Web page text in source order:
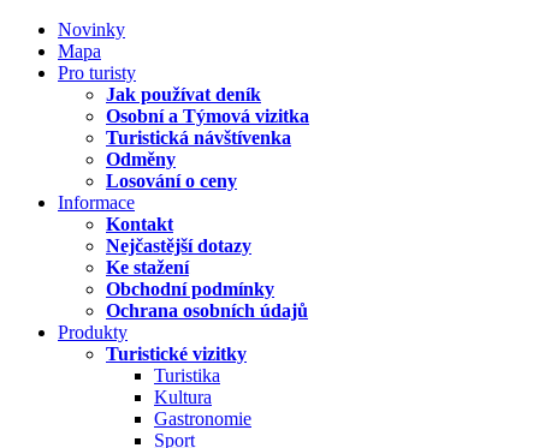
Novinky
Mapa
Pro turisty
Jak používat deník
Osobní a Týmová vizitka
Turistická návštívenka
Odměny
Losování o ceny
Informace
Kontakt
Nejčastější dotazy
Ke stažení
Obchodní podmínky
Ochrana osobních údajů
Produkty
Turistické vizitky
Turistika
Kultura
Gastronomie
Sport